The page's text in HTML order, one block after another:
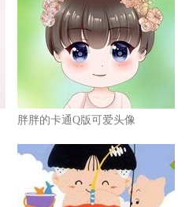
胖胖的卡通Q版可爱头像